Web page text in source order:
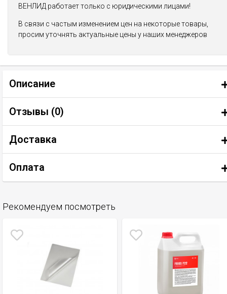
ВЕНЛИД работает только с юридическими лицами!
В связи с частым изменением цен на некоторые товары,
просим уточнять актуальные цены у наших менеджеров
Описание
Отзывы (0)
Доставка
Оплата
Рекомендуем посмотреть